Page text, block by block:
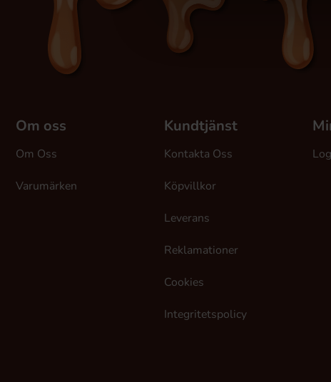
Om oss
Om Oss
Varumärken
Kundtjänst
Kontakta Oss
Köpvillkor
Leverans
Reklamationer
Cookies
Integritetspolicy